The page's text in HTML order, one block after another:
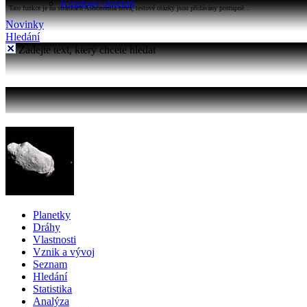
Katalogy objektů
Tato funkce je na stránkách Astronomia nová, testové otázky jsou přidávány postupně...
Novinky
Hledání
Zadejte text, který chcete hledat
Planetky
Dráhy
Vlastnosti
Vznik a vývoj
Seznam
Hledání
Statistika
Analýza